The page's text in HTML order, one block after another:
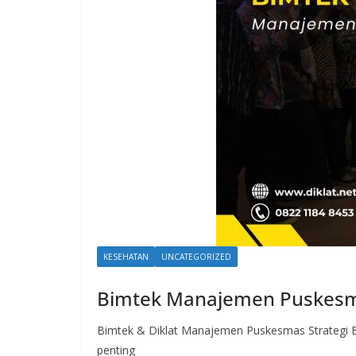
KESEHATAN UNCATEGORIZED
Bimtek Manajemen
Bimtek & Diklat Manajemen Puskesmas Strategi
penting